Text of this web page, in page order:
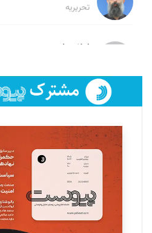
تحریریه
لیلا حنارود
فائزه فتحی رستمی
تحریریه
سروش کرمیان
تحریریه
مینا پاکدل